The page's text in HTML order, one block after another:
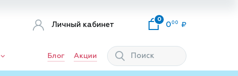
Личный кабинет
0
0 00
Блог Акции